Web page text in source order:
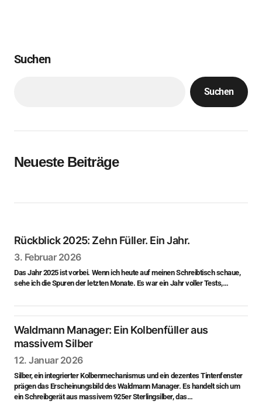
Suchen
Suchen
Neueste Beiträge
Rückblick 2025: Zehn Füller. Ein Jahr.
3. Februar 2026
Das Jahr 2025 ist vorbei. Wenn ich heute auf meinen Schreibtisch schaue,
sehe ich die Spuren der letzten Monate. Es war ein Jahr voller Tests,…
Waldmann Manager: Ein Kolbenfüller aus
massivem Silber
12. Januar 2026
Silber, ein integrierter Kolbenmechanismus und ein dezentes Tintenfenster
prägen das Erscheinungsbild des Waldmann Manager. Es handelt sich um
ein Schreibgerät aus massivem 925er Sterlingsilber, das…